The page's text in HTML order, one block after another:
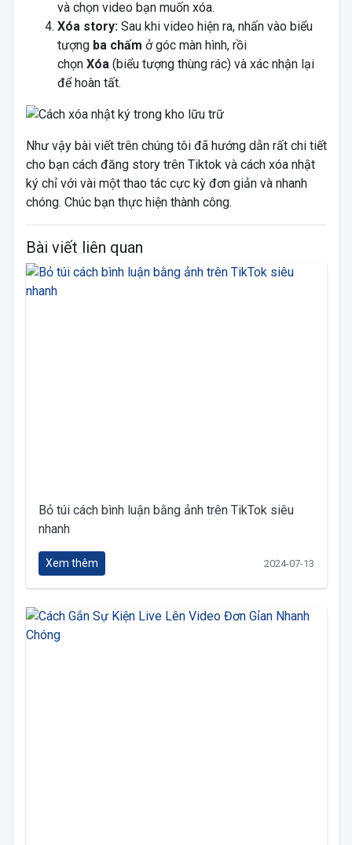
và chọn video bạn muốn xóa.
Xóa story:Sau khi video hiện ra, nhấn vào biểu
tượng ba chấm ở góc màn hình, rồi
chọn Xóa(biểu tượng thùng rác) và xác nhận lại
để hoàn tất.
Như vậy bài viết trên chúng tôi đã hướng dẫn rất chi tiết
cho bạn cách đăng story trên Tiktok và cách xóa nhật
ký chỉ với vài một thao tác cực kỳ đơn giản và nhanh
chóng. Chúc bạn thực hiện thành công.
Bài viết liên quan
Bỏ túi cách bình luận bằng ảnh trên TikTok siêu
nhanh
Xem thêm 2024-07-13